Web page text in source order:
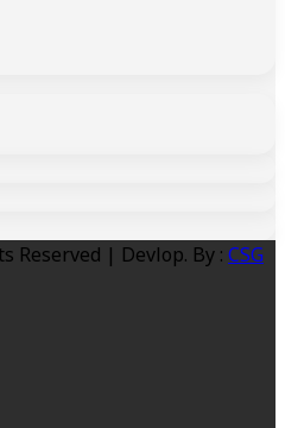
Reserved | Devlop. By : CSG